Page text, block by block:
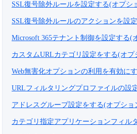
SSL復号除外ルールを設定する(オプシ
SSL復号除外ルールのアクションを設
Microsoft 365テナント制御を設定する(
カスタムURLカテゴリ設定をする(オプ
Web無害化オプションの利用を有効に
URLフィルタリングプロファイルの設
アドレスグループ設定をする(オプショ
カテゴリ指定アプリケーションフィル